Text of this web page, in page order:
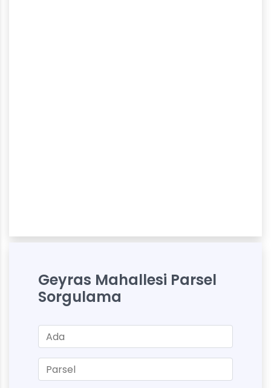
Geyras Mahallesi Parsel
Sorgulama